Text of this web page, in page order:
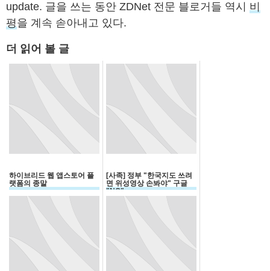
update. 글을 쓰는 동안 ZDNet 전문 블로거들 역시 비
평을 계속 솓아내고 있다.
더 읽어 볼 글
하이브리드 웹 앱스토어 플
랫폼의 종말
[사족] 정부 "한국지도 쓰려
면 위성영상 손봐야" 구글
"NO"